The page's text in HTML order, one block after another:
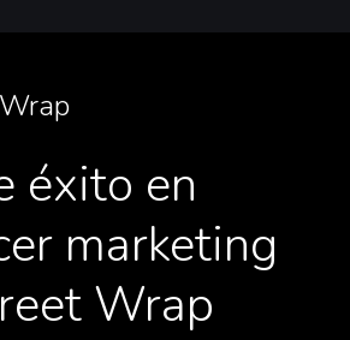
éxito en
marketing
Wrap